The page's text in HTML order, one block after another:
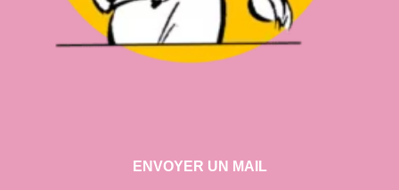
ENVOYER UN MAIL